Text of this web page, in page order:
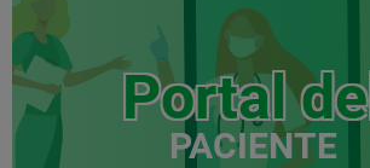
Portal del
PACIENTE